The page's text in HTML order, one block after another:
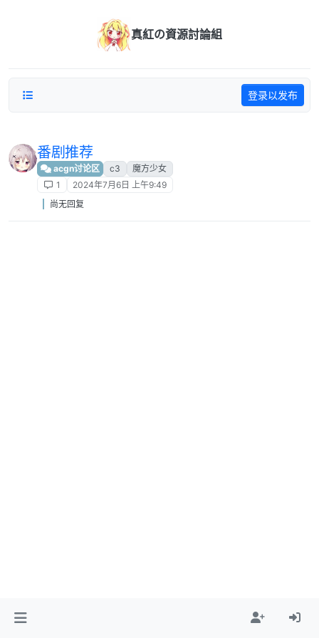
真紅の資源討論組
登录以发布
番剧推荐
acgn讨论区 c3
魔方少女
1
2024年7月6日 上午9:49
尚无回复